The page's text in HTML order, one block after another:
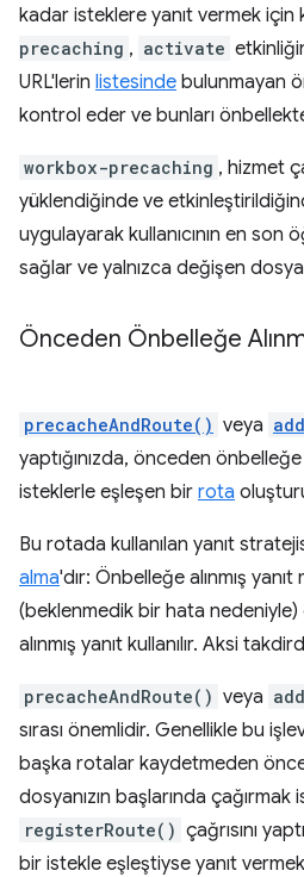
kadar isteklere yanıt vermek için
precaching , activate
URL'lerin listesinde bulunmayan
kontrol eder ve bunları
workbox-precaching , hizmet
yüklendiğinde ve
uygulayarak kullanıcının en son
sağlar ve yalnızca değişen
Önceden Önbelleğe
precacheAndRoute() veya
yaptığınızda, önceden önbelleğe
isteklerle eşleşen bir rota
Bu rotada kullanılan yanıt
alma'dır: Önbelleğe alınmış
(beklenmedik bir hata
alınmış yanıt kullanılır. Aksi
precacheAndRoute() veya
sırası önemlidir. Genellikle bu
başka rotalar kaydetmeden önce
dosyanızın başlarında
registerRoute() çağrısını
bir istekle eşleştiyse yanıt